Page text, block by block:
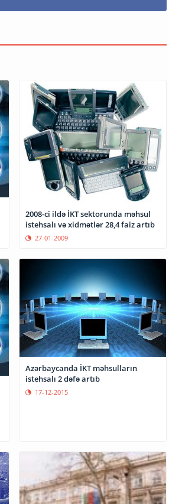
2008-ci ildə İKT sektorunda məhsul
istehsalı və xidmətlər 28,4 faiz artıb
27-01-2009
Azərbaycanda İKT məhsulların
istehsalı 2 dəfə artıb
17-12-2015